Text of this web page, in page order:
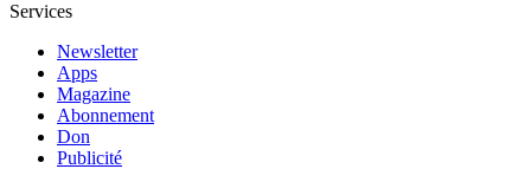
Services
Newsletter
Apps
Magazine
Abonnement
Don
Publicité